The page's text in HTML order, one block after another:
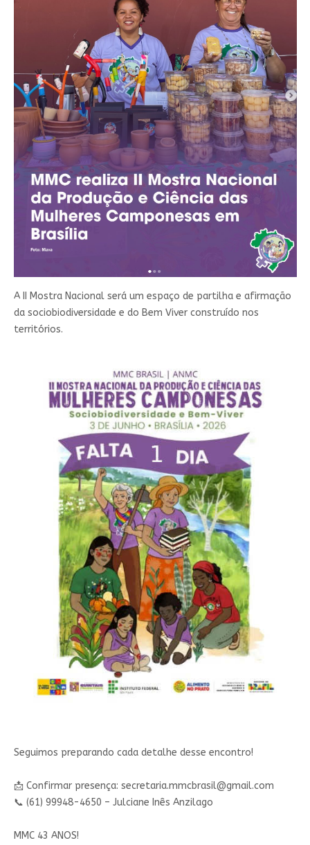
A II Mostra Nacional será um espaço de partilha e afirmação
da sociobiodiversidade e do Bem Viver construído nos
territórios.
Seguimos preparando cada detalhe desse encontro!
📩 Confirmar presença: secretaria.mmcbrasil@gmail.com
📞 (61) 99948-4650 – Julciane Inês Anzilago
MMC 43 ANOS!